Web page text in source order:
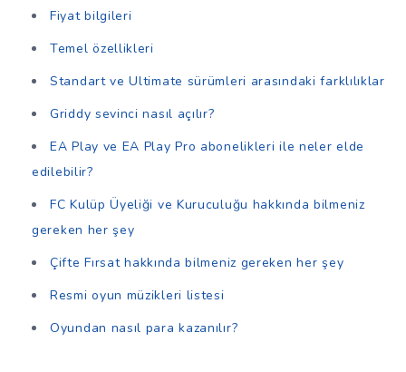
Fiyat bilgileri
Temel özellikleri
Standart ve Ultimate sürümleri arasındaki farklılıklar
Griddy sevinci nasıl açılır?
EA Play ve EA Play Pro abonelikleri ile neler elde
edilebilir?
FC Kulüp Üyeliği ve Kuruculuğu hakkında bilmeniz
gereken her şey
Çifte Fırsat hakkında bilmeniz gereken her şey
Resmi oyun müzikleri listesi
Oyundan nasıl para kazanılır?